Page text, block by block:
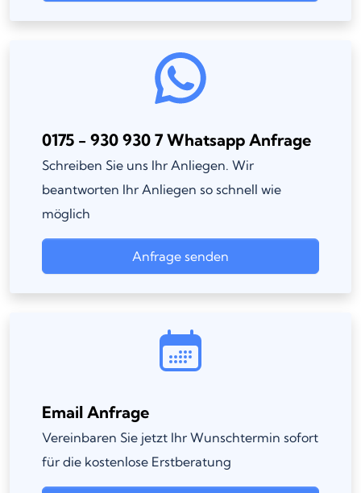
0175 - 930 930 7 Whatsapp Anfrage
Schreiben Sie uns Ihr Anliegen. Wir
beantworten Ihr Anliegen so schnell wie
möglich
Anfrage senden
Email Anfrage
Vereinbaren Sie jetzt Ihr Wunschtermin sofort
für die kostenlose Erstberatung